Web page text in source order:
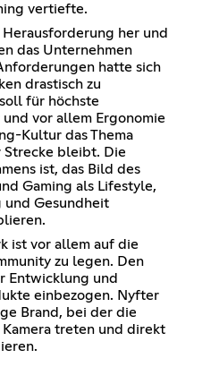
vertiefte.
Herausforderung her und
das Unternehmen
hatte sich
drastisch zu
für höchste
und vor allem Ergonomie
Kultur das Thema
bleibt. Die
ist, das Bild des
Gaming als Lifestyle,
und Gesundheit
ist vor allem auf die
zu legen. Den
Entwicklung und
einbezogen. Nyfter
Brand, bei der die
treten und direkt